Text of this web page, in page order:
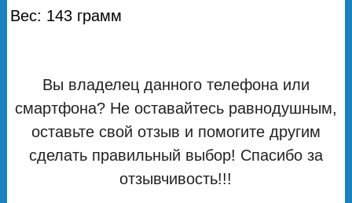
Вес: 143 грамм
Вы владелец данного телефона или
смартфона? Не оставайтесь равнодушным,
оставьте свой отзыв и помогите другим
сделать правильный выбор! Спасибо за
отзывчивость!!!